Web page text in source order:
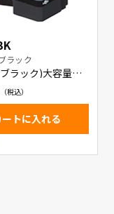
ラック
ラック)大容量イ
リッジ
ートに入れる